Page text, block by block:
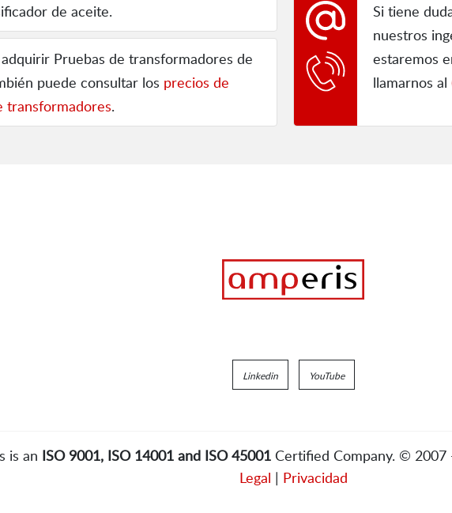
de aceite.
Pruebas de transformadores de
puede consultar los precios de
transformadores.
Si tiene
nuestros
estaremos
llamarnos al
Linkedin YouTube
is an ISO 9001, ISO 14001 and ISO 45001 Certified Company. © 2007
Legal | Privacidad